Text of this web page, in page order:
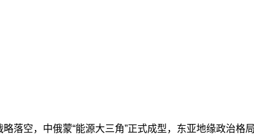
落空，中俄蒙“能源大三角”正式成型，东亚地缘政治格